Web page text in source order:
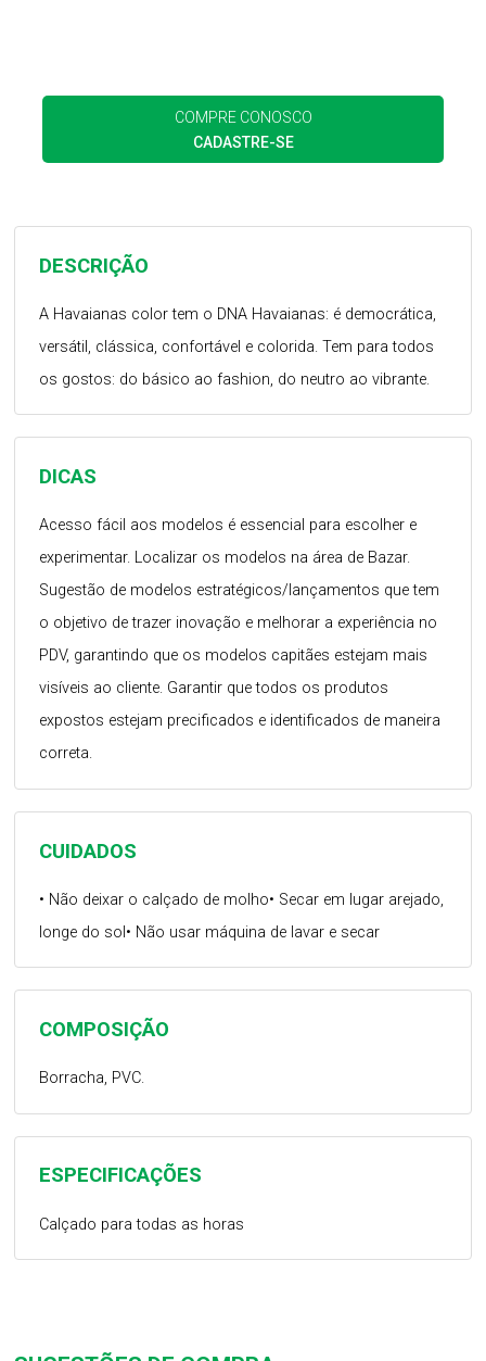
COMPRE CONOSCO
CADASTRE-SE
ESPECIFICAÇÕES
Calçado para todas as horas
COMPOSIÇÃO
Borracha, PVC.
CUIDADOS
• Não deixar o calçado de molho• Secar em lugar arejado,
longe do sol• Não usar máquina de lavar e secar
DICAS
Acesso fácil aos modelos é essencial para escolher e
experimentar. Localizar os modelos na área de Bazar.
Sugestão de modelos estratégicos/lançamentos que tem
o objetivo de trazer inovação e melhorar a experiência no
PDV, garantindo que os modelos capitães estejam mais
visíveis ao cliente. Garantir que todos os produtos
expostos estejam precificados e identificados de maneira
correta.
DESCRIÇÃO
A Havaianas color tem o DNA Havaianas: é democrática,
versátil, clássica, confortável e colorida. Tem para todos
os gostos: do básico ao fashion, do neutro ao vibrante.